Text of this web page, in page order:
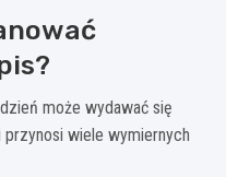
może wydawać się
wiele wymiernych